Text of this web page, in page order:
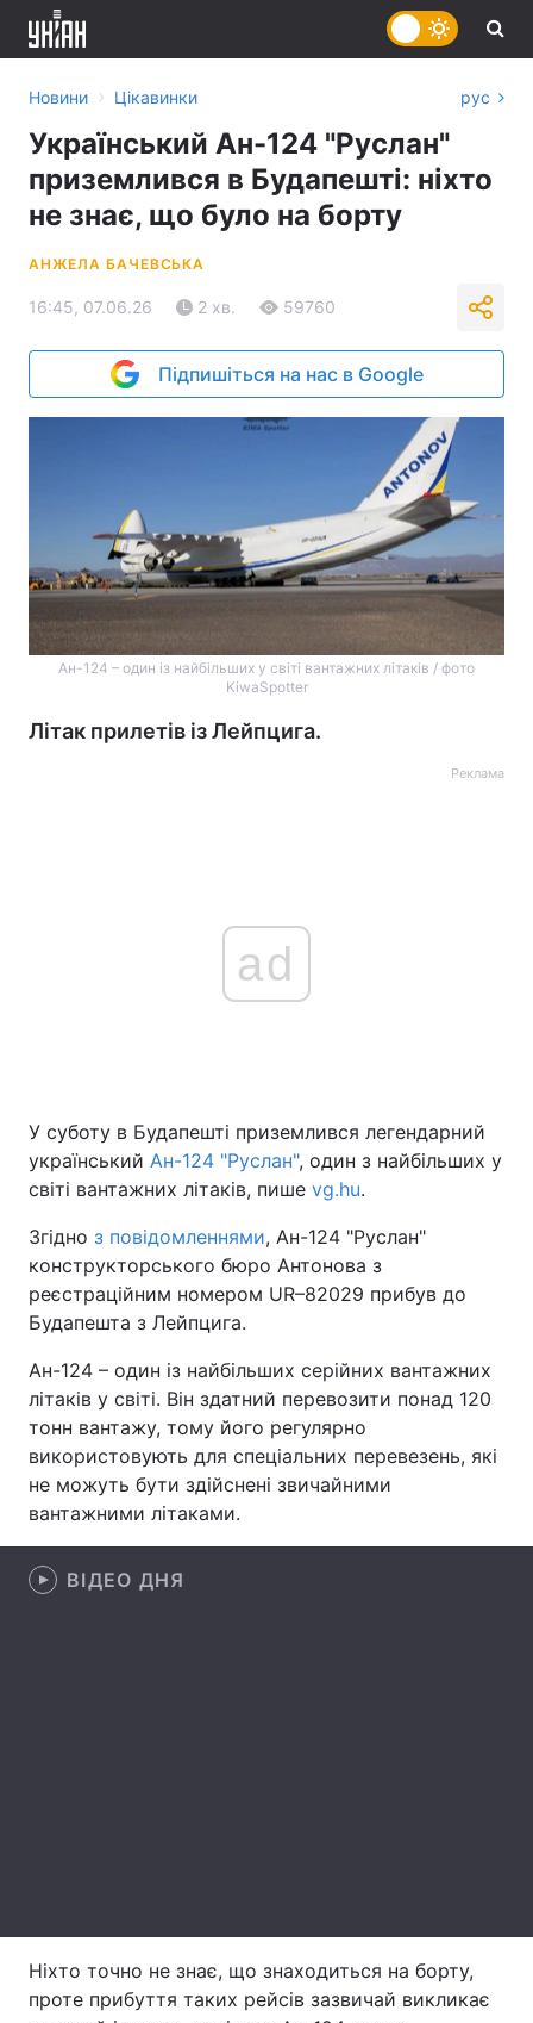
Головна Війна
Економіка Світ
Спорт
Техно і зв'язок Лайт
Зброя Інциденти
Здоров'я Туризм
Екологія
Новини › Цікавинки рус
Український Ан-124 "Руслан"
приземлився в Будапешті: ніхто
не знає, що було на борту
АНЖЕЛА БАЧЕВСЬКА
16:45, 07.06.26 2 хв. 59760
Підпишіться на нас в Google
Ан-124 – один із найбільших у світі вантажних літаків / фото
KiwaSpotter
Літак прилетів із Лейпцига.
Реклама
ad
У суботу в Будапешті приземлився легендарний
український Ан-124 "Руслан", один з найбільших у
світі вантажних літаків, пише vg.hu.
Згідно з повідомленнями, Ан-124 "Руслан"
конструкторського бюро Антонова з
реєстраційним номером UR–82029 прибув до
Будапешта з Лейпцига.
Ан-124 – один із найбільших серійних вантажних
літаків у світі. Він здатний перевозити понад 120
тонн вантажу, тому його регулярно
використовують для спеціальних перевезень, які
не можуть бути здійснені звичайними
вантажними літаками.
ВІДЕО ДНЯ
Ніхто точно не знає, що знаходиться на борту,
проте прибуття таких рейсів зазвичай викликає